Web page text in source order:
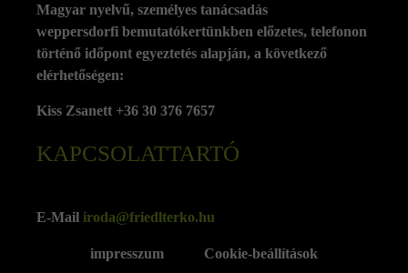
KAPCSOLATTARTÓ
Magyar nyelvű, személyes tanácsadás
weppersdorfi bemutatókertünkben előzetes, telefonon
történő időpont egyeztetés alapján, a következő
elérhetőségen:
Kiss Zsanett +36 30 376 7657
E-Mail iroda@friedlterko.hu
impresszum Cookie-beállítások